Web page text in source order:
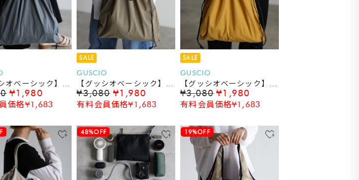
オベーシック】巾
エコバッグ マ
ッグ コンビニバ
¥1,980
価格¥1,683
SALE
GUSCIO
【グッシオベーシック】巾
着バッグ エコバッグ マ
ルシェバッグ コンビニバ
¥3,080 ¥1,980
有料会員価格¥1,683
SALE
GUSCIO
【グッシオベーシック】巾
着バッグ エコバッグ マ
ルシェバッグ コンビニバ
¥3,080 ¥1,980
有料会員価格¥1,683
48%OFF 19%OFF